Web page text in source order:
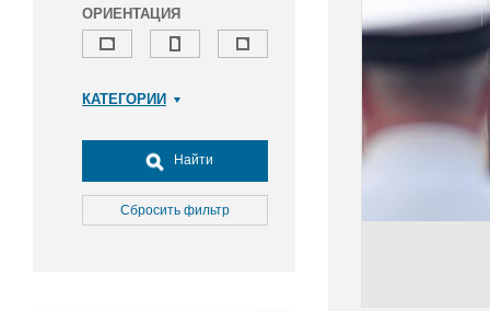
ОРИЕНТАЦИЯ
КАТЕГОРИИ
Досуг, туризм и отдых
Культура
Медицина
Найти
Сбросить фильтр